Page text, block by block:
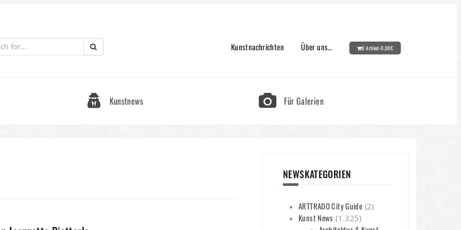
Kunstnachrichten Über uns… 0 Artikel-0,00€
Kunstnews Für Galerien
NEWSKATEGORIEN
ARTTRADO City Guide (2)
Kunst News (1.325)